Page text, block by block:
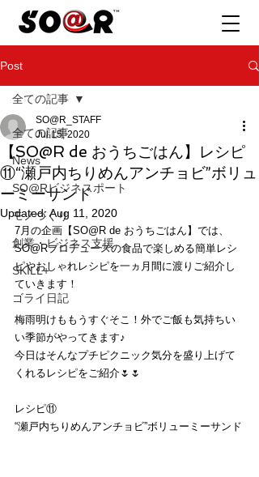
Post
全ての記事
News
SO@Rビジネスポート
モノづくり
創業・ビジネス支援
SKILL+
ゴライ日記
全ての記事
【SO@R de おうちごはん】レシピ
⑪“瀬戸内ちりめんアンチョビ”ボリュ
ーミーサンド
SO@R_STAFF
Jul 15, 2020
Updated:Aug 11, 2020
7月の企画【SO@R de おうちごはん】では、
SO@Rプロデュースの食品で楽しめる簡単レシ
ピやおしゃれレシピを一ヵ月間に渡りご紹介し
ていきます！
梅雨明けももうすぐそこ！外でご飯も気持ちい
い季節がやってきます♪
今日はそんなプチピクニック気分を盛り上げて
くれるレシピをご紹介🌷🌷
レシピ⑪
“瀬戸内ちりめんアンチョビ”ボリューミーサンド